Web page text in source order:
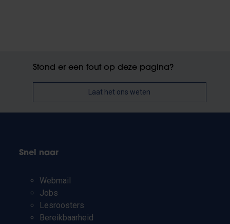
Stond er een fout op deze pagina?
Laat het ons weten
Snel naar
Webmail
Jobs
Lesroosters
Bereikbaarheid